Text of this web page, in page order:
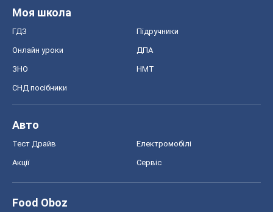
Моя школа
ГДЗ Підручники
Онлайн уроки ДПА
ЗНО НМТ
СНД посібники
Авто
Тест Драйв Електромобілі
Акції Сервіс
Food Oboz